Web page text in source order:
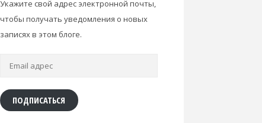
Укажите свой адрес электронной почты,
чтобы получать уведомления о новых
записях в этом блоге.
ПОДПИСАТЬСЯ